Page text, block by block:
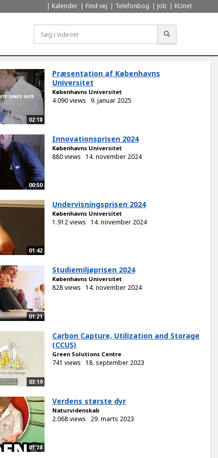
Kalender Find vej Telefonbog Job KUnet
02:18
Præsentation af Københavns
Universitet
Københavns Universitet
4.090 views 9. januar 2025
00:50
Innovationsprisen 2024
Københavns Universitet
880 views 14. november 2024
01:42
Undervisningsprisen 2024
Københavns Universitet
1.912 views 14. november 2024
01:21
Studiemiljøprisen 2024
Københavns Universitet
828 views 14. november 2024
03:19
Carbon Capture, Utilization and Storage
(CCUS)
Green Solutions Centre
741 views 18. september 2023
01:28
Verdens største dyr
Naturvidenskab
2.068 views 29. marts 2023